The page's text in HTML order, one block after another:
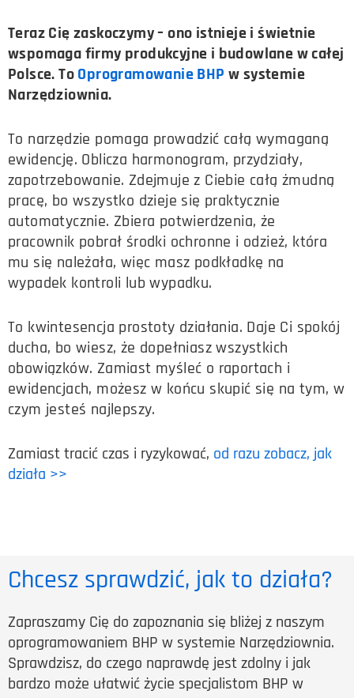
Teraz Cię zaskoczymy – ono istnieje i świetnie
wspomaga firmy produkcyjne i budowlane w całej
Polsce. ToOprogramowanie BHP w systemie
Narzędziownia.
To narzędzie pomaga prowadzić całą wymaganą
ewidencję. Oblicza harmonogram, przydziały,
zapotrzebowanie. Zdejmuje z Ciebie całą żmudną
pracę, bo wszystko dzieje się praktycznie
automatycznie. Zbiera potwierdzenia, że
pracownik pobrał środki ochronne i odzież, która
mu się należała, więc masz podkładkę na
wypadek kontroli lub wypadku.
To kwintesencja prostoty działania. Daje Ci spokój
ducha, bo wiesz, że dopełniasz wszystkich
obowiązków. Zamiast myśleć o raportach i
ewidencjach, możesz w końcu skupić się na tym, w
czym jesteś najlepszy.
Zamiast tracić czas i ryzykować, od razu zobacz, jak
działa >>
Chcesz sprawdzić, jak to działa?
Zapraszamy Cię do zapoznania się bliżej z naszym
oprogramowaniem BHP w systemie Narzędziownia.
Sprawdzisz, do czego naprawdę jest zdolny i jak
bardzo może ułatwić życie specjalistom BHP w